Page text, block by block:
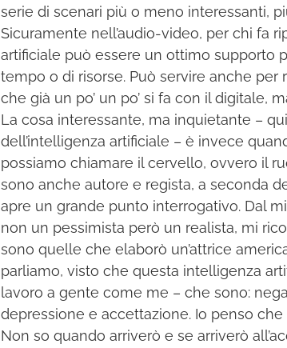
serie di scenari più o meno interessanti,
Sicuramente nell’audio-video, per chi fa
artificiale può essere un ottimo supporto
tempo o di risorse. Può servire anche
che già un po’ un po’ si fa con il digitale,
La cosa interessante, ma inquietante –
dell’intelligenza artificiale – è invece
possiamo chiamare il cervello, ovvero il
sono anche autore e regista, a seconda
apre un grande punto interrogativo. Dal
non un pessimista però un realista, mi
sono quelle che elaborò un’attrice
parliamo, visto che questa intelligenza
lavoro a gente come me – che sono:
depressione e accettazione. Io penso
Non so quando arriverò e se arriverò